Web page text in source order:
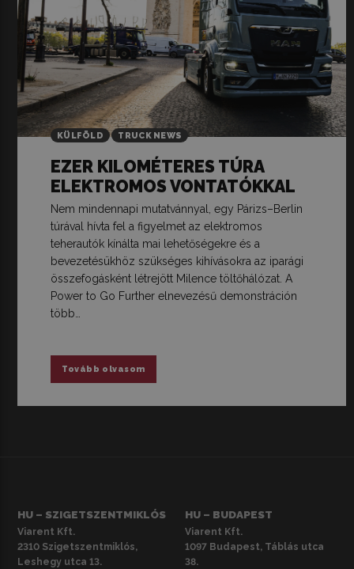
KÜLFÖLD TRUCK NEWS
EZER KILOMÉTERES TÚRA
ELEKTROMOS VONTATÓKKAL
Nem mindennapi mutatvánnyal, egy Párizs–Berlin
túrával hívta fel a figyelmet az elektromos
teherautók kínálta mai lehetőségekre és a
bevezetésükhöz szükséges kihívásokra az iparági
összefogásként létrejött Milence töltőhálózat. A
Power to Go Further elnevezésű demonstráción
több…
Tovább olvasom
HU – SZIGETSZENTMIKLÓS
Viarent Kft.
2310 Szigetszentmiklós,
Leshegy utca 13.
HU – BUDAPEST
Viarent Kft.
1097 Budapest, Táblás utca
38.